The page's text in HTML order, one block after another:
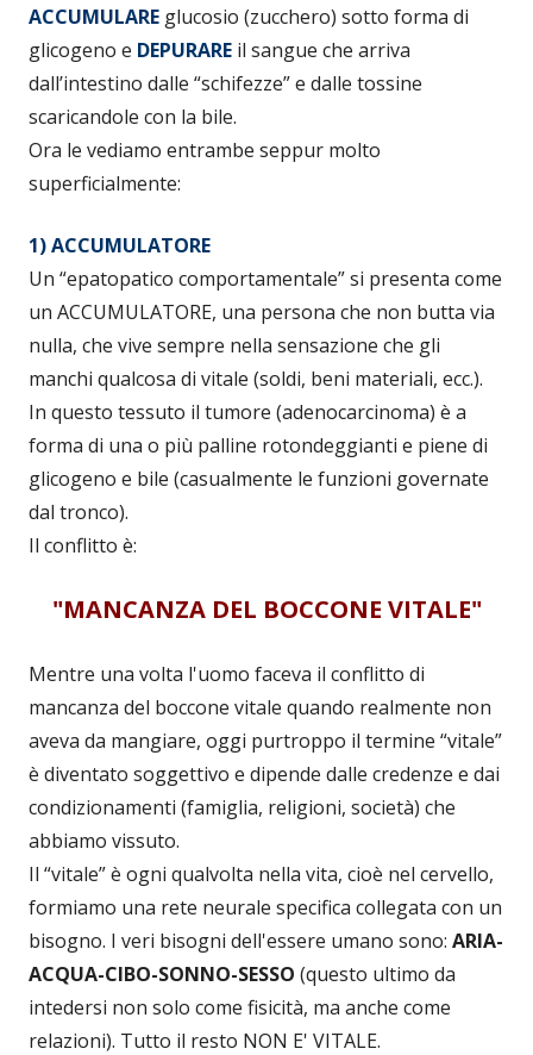
ACCUMULARE glucosio (zucchero) sotto forma di
glicogeno e DEPURARE il sangue che arriva
dall’intestino dalle “schifezze” e dalle tossine
scaricandole con la bile.
Ora le vediamo entrambe seppur molto
superficialmente:
1) ACCUMULATORE
Un “epatopatico comportamentale” si presenta come
un ACCUMULATORE, una persona che non butta via
nulla, che vive sempre nella sensazione che gli
manchi qualcosa di vitale (soldi, beni materiali, ecc.).
In questo tessuto il tumore (adenocarcinoma) è a
forma di una o più palline rotondeggianti e piene di
glicogeno e bile (casualmente le funzioni governate
dal tronco).
Il conflitto è:
"MANCANZA DEL BOCCONE VITALE"
Mentre una volta l'uomo faceva il conflitto di
mancanza del boccone vitale quando realmente non
aveva da mangiare, oggi purtroppo il termine “vitale”
è diventato soggettivo e dipende dalle credenze e dai
condizionamenti (famiglia, religioni, società) che
abbiamo vissuto.
Il “vitale” è ogni qualvolta nella vita, cioè nel cervello,
formiamo una rete neurale specifica collegata con un
bisogno. I veri bisogni dell'essere umano sono: ARIA-
ACQUA-CIBO-SONNO-SESSO (questo ultimo da
intedersi non solo come fisicità, ma anche come
relazioni). Tutto il resto NON E' VITALE.